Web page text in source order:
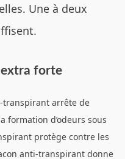
Une à deux
forte
transpirant arrête de
formation d’odeurs sous
protège contre les
anti-transpirant donne